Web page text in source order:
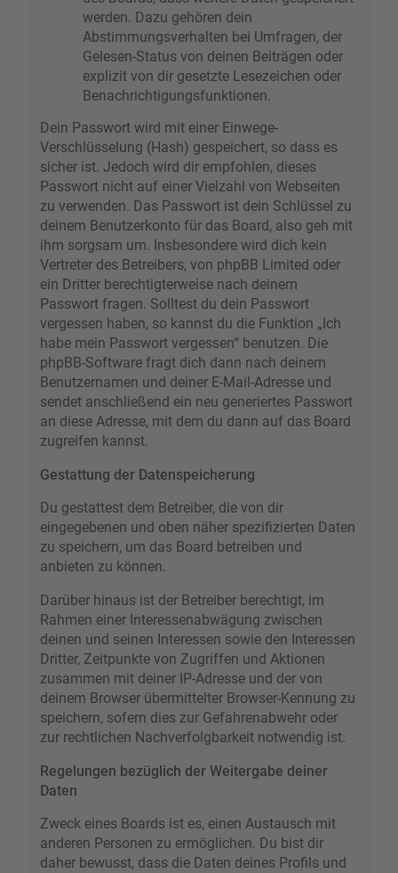
werden. Dazu gehören dein
Abstimmungsverhalten bei Umfragen, der
Gelesen-Status von deinen Beiträgen oder
explizit von dir gesetzte Lesezeichen oder
Benachrichtigungsfunktionen.
Dein Passwort wird mit einer Einwege-
Verschlüsselung (Hash) gespeichert, so dass es
sicher ist. Jedoch wird dir empfohlen, dieses
Passwort nicht auf einer Vielzahl von Webseiten
zu verwenden. Das Passwort ist dein Schlüssel zu
deinem Benutzerkonto für das Board, also geh mit
ihm sorgsam um. Insbesondere wird dich kein
Vertreter des Betreibers, von phpBB Limited oder
ein Dritter berechtigterweise nach deinem
Passwort fragen. Solltest du dein Passwort
vergessen haben, so kannst du die Funktion „Ich
habe mein Passwort vergessen“ benutzen. Die
phpBB-Software fragt dich dann nach deinem
Benutzernamen und deiner E-Mail-Adresse und
sendet anschließend ein neu generiertes Passwort
an diese Adresse, mit dem du dann auf das Board
zugreifen kannst.
Gestattung der Datenspeicherung
Du gestattest dem Betreiber, die von dir
eingegebenen und oben näher spezifizierten Daten
zu speichern, um das Board betreiben und
anbieten zu können.
Darüber hinaus ist der Betreiber berechtigt, im
Rahmen einer Interessenabwägung zwischen
deinen und seinen Interessen sowie den Interessen
Dritter, Zeitpunkte von Zugriffen und Aktionen
zusammen mit deiner IP-Adresse und der von
deinem Browser übermittelter Browser-Kennung zu
speichern, sofern dies zur Gefahrenabwehr oder
zur rechtlichen Nachverfolgbarkeit notwendig ist.
Regelungen bezüglich der Weitergabe deiner
Daten
Zweck eines Boards ist es, einen Austausch mit
anderen Personen zu ermöglichen. Du bist dir
daher bewusst, dass die Daten deines Profils und